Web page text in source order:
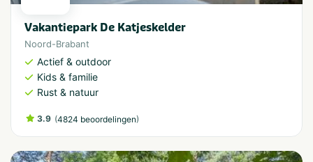
Vakantiepark De Katjeskelder
Noord-Brabant
Actief & outdoor
Kids & familie
Rust & natuur
3.9 (4824 beoordelingen)